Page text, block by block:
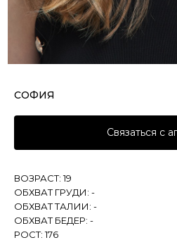
СОФИЯ
Связаться с
ВОЗРАСТ: 19
ОБХВАТ ГРУДИ: -
ОБХВАТ ТАЛИИ: -
ОБХВАТ БЕДЕР: -
РОСТ: 176